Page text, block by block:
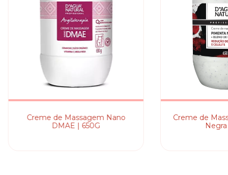
Creme de Massagem Nano
DMAE | 650G
Creme de